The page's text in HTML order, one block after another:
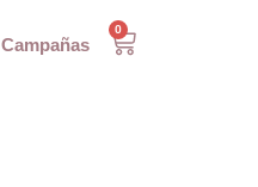
Campañas
0